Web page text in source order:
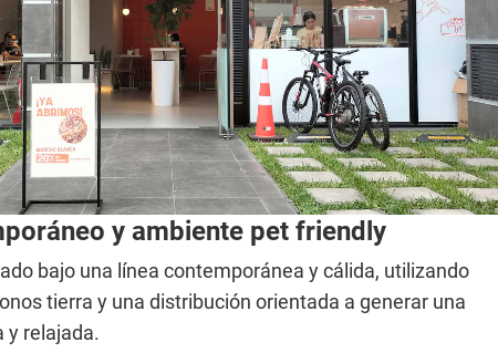
y ambiente pet friendly
bajo una línea contemporánea y cálida, utilizando
tierra y una distribución orientada a generar una
y relajada.